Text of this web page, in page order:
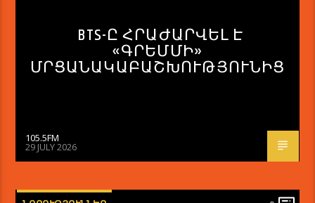
BTS-Ը ՀՐԱԺԱՐՎԵԼ Է
«ԳՐԵՄՄԻ»
ՄՐՑԱՆԱԿԱԲԱՇԽՈՒԹՅՈՒՆԻՑ
105.5FM
29 JULY 2026